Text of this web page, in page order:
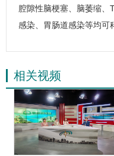
腔隙性脑梗塞、脑萎缩、
感染、胃肠道感染等均可
相关视频